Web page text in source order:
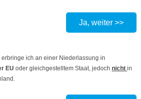
Ja, weiter >>
ich an einer Niederlassung in
EU oder gleichgestelltem Staat, jedoch nicht in